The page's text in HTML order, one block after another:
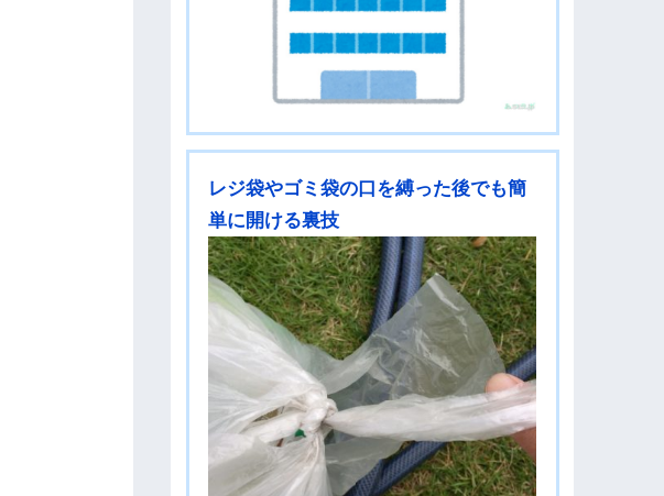
レジ袋やゴミ袋の口を縛った後でも簡
単に開ける裏技